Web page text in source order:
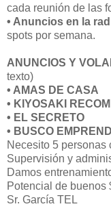
cada reunión de las
• Anuncios en la
spots por semana.
ANUNCIOS Y
texto)
• AMAS DE CASA
• KIYOSAKI
• EL SECRETO
• BUSCO
Necesito 5 personas
Supervisión y
Damos
Potencial de buenos
Sr. García TEL